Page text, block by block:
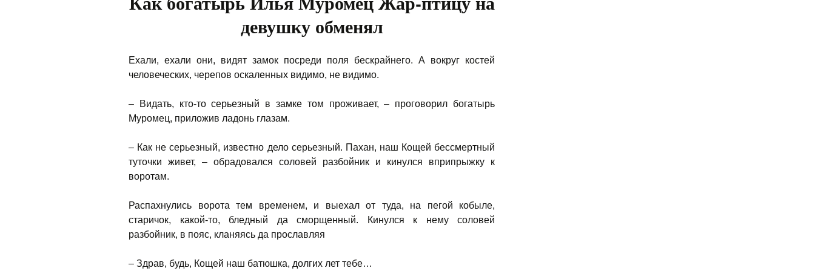
девушку обменял
Ехали, ехали они, видят замок посреди поля бескрайнего. А вокруг костей
человеческих, черепов оскаленных видимо, не видимо.
– Видать, кто-то серьезный в замке том проживает, – проговорил богатырь
Муромец, приложив ладонь глазам.
– Как не серьезный, известно дело серьезный. Пахан, наш Кощей бессмертный
туточки живет, – обрадовался соловей разбойник и кинулся вприпрыжку к
воротам.
Распахнулись ворота тем временем, и выехал от туда, на пегой кобыле,
старичок, какой-то, бледный да сморщенный. Кинулся к нему соловей
разбойник, в пояс, кланяясь да прославляя
– Здрав, будь, Кощей наш батюшка, долгих лет тебе…